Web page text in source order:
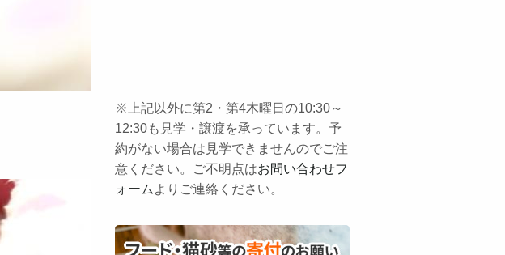
※上記以外に第2・第4木曜日の10:30～
12:30も見学・譲渡を承っています。予
約がない場合は見学できませんのでご注
意ください。ご不明点はお問い合わせフ
ォーム よりご連絡ください。